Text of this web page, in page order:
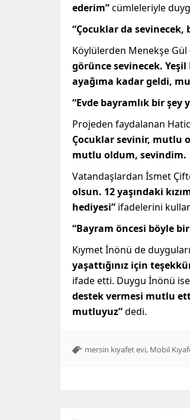
ederim”cümleleriyle
“Çocuklar da
Köylülerden Menekşe
görünce sevinecek. Yeşil
ayağıma kadar geldi,
“Evde bayramlık bir
Projeden faydalanan
Çocuklar sevinir, mutlu
mutlu oldum, sevindim.
Vatandaşlardan İsmet
olsun. 12 yaşındaki
hediyesi” ifadelerini
“Bayram öncesi böyle
Kıymet İnönü de
yaşattığınız için
ifade etti. Duygu İnönü
destek vermesi mutlu
mutluyuz”dedi.
mersin kıyafet evi, Mobil